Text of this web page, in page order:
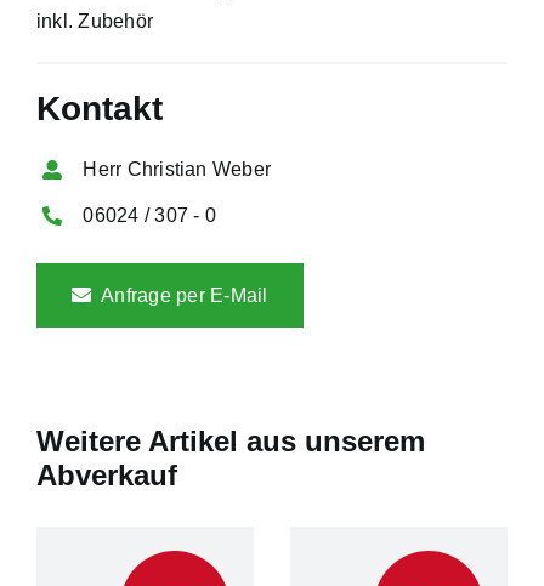
inkl. Zubehör
Kontakt
Herr Christian Weber
06024 / 307 - 0
Anfrage per E-Mail
Weitere Artikel aus unserem
Abverkauf